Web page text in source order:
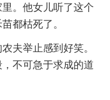
。他女儿听了这个
都枯死了。
夫举止感到好笑。
不可急于求成的道